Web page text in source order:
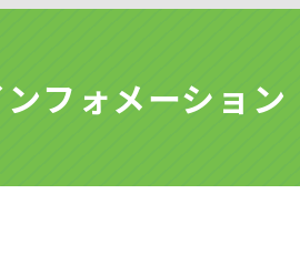
フォメーション